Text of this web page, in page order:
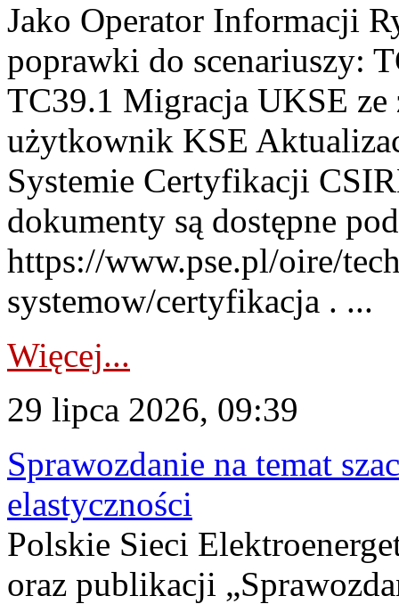
Jako Operator Informacji
poprawki do scenariuszy:
TC39.1 Migracja UKSE
użytkownik KSE
Systemie Certyfikacji
dokumenty są dostępne
https://www.pse.pl/oire/
systemow/certyfikacja . ...
Więcej...
29 lipca 2026, 09:39
Sprawozdanie na temat
elastyczności
Polskie Sieci
oraz publikacji